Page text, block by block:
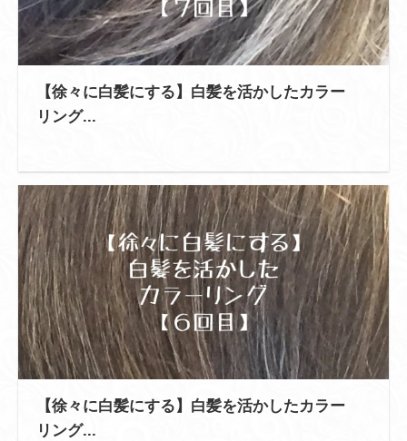
【徐々に白髪にする】白髪を活かしたカラー
リング...
【徐々に白髪にする】白髪を活かしたカラー
リング...